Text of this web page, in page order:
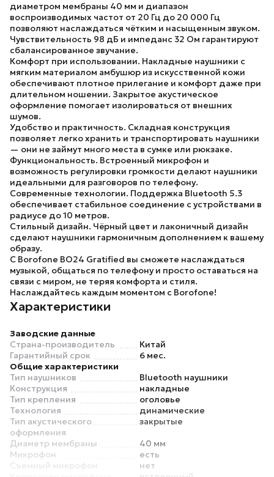
диаметром мембраны 40 мм и диапазон
воспроизводимых частот от 20 Гц до 20 000 Гц
позволяют наслаждаться чётким и насыщенным звуком.
Чувствительность 98 дБ и импеданс 32 Ом гарантируют
сбалансированное звучание.
Комфорт при использовании. Накладные наушники с
мягким материалом амбушюр из искусственной кожи
обеспечивают плотное прилегание и комфорт даже при
длительном ношении. Закрытое акустическое
оформление помогает изолироваться от внешних
шумов.
Удобство и практичность. Складная конструкция
позволяет легко хранить и транспортировать наушники
— они не займут много места в сумке или рюкзаке.
Функциональность. Встроенный микрофон и
возможность регулировки громкости делают наушники
идеальными для разговоров по телефону.
Современные технологии. Поддержка Bluetooth 5.3
обеспечивает стабильное соединение с устройствами в
радиусе до 10 метров.
Стильный дизайн. Чёрный цвет и лаконичный дизайн
сделают наушники гармоничным дополнением к вашему
образу.
С Borofone BO24 Gratified вы сможете наслаждаться
музыкой, общаться по телефону и просто оставаться на
связи с миром, не теряя комфорта и стиля.
Наслаждайтесь каждым моментом с Borofone!
Характеристики
Заводские данные
Страна-производитель
Китай
Гарантийный срок
6 мес.
Общие характеристики
Тип наушников
Bluetooth наушники
Конструкция
накладные
Тип крепления
оголовье
Технология
динамические
Тип акустического
оформления
закрытые
Диаметр мембраны
40 мм
Микрофон
есть
Съемный микрофон
нет